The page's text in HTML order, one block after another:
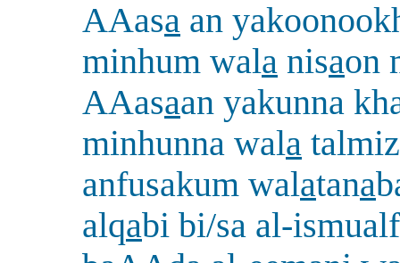
AAasa an
minhum wala nisaon
AAasaan yakunna
minhunna wala
anfusakum walatana
alqabi bi/sa al-